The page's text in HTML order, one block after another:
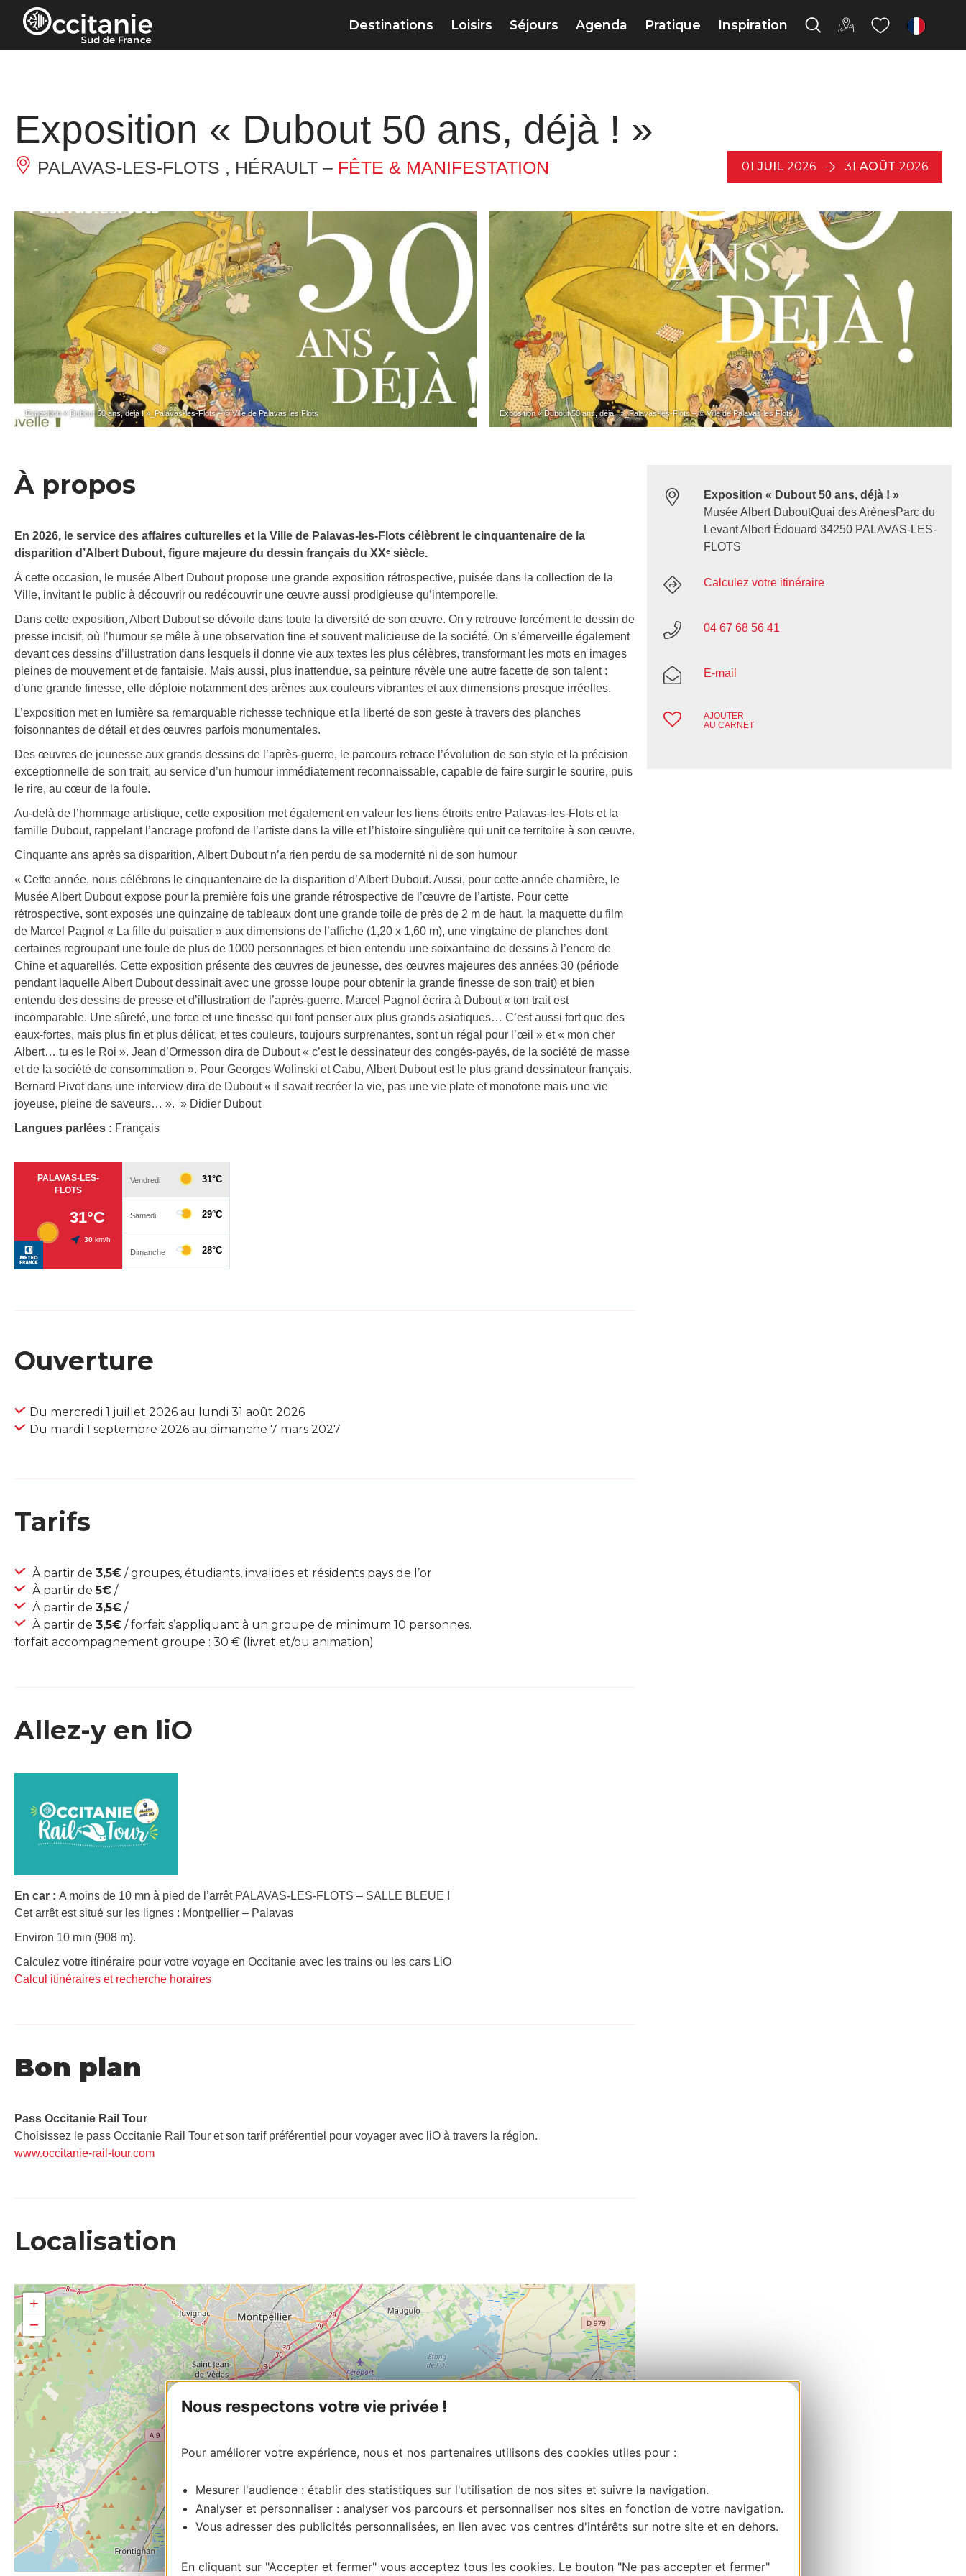
Panneau de gestion des cookies
Nous respectons votre vie privée !
Pour améliorer votre expérience, nous et nos partenaires utilisons des cookies utiles pour :
Mesurer l'audience : établir des statistiques sur l'utilisation de nos sites et suivre la navigation.
Analyser et personnaliser : analyser vos parcours et personnaliser nos sites en fonction de votre navigation.
Vous adresser des publicités personnalisées, en lien avec vos centres d'intérêts sur notre site et en dehors.
En cliquant sur "Accepter et fermer" vous acceptez tous les cookies. Le bouton "Ne pas accepter et fermer"
Destinations Loisirs Séjours Agenda Pratique Inspiration fr
Exposition « Dubout 50 ans, déjà ! »
PALAVAS-LES-FLOTS , HÉRAULT – FÊTE & MANIFESTATION 01 JUIL 2026 31 AOÛT 2026
Exposition « Dubout 50 ans, déjà ! »_Palavas-les-Flots – © Ville de Palavas les Flots Exposition « Dubout 50 ans, déjà ! »_Palavas-les-Flots – © Ville de Palavas les Flots
À propos
En 2026, le service des affaires culturelles et la Ville de Palavas-les-Flots célèbrent le cinquantenaire de la
disparition d’Albert Dubout, figure majeure du dessin français du XXᵉ siècle.
À cette occasion, le musée Albert Dubout propose une grande exposition rétrospective, puisée dans la collection de la
Ville, invitant le public à découvrir ou redécouvrir une œuvre aussi prodigieuse qu’intemporelle.
Dans cette exposition, Albert Dubout se dévoile dans toute la diversité de son œuvre. On y retrouve forcément le dessin de
presse incisif, où l’humour se mêle à une observation fine et souvent malicieuse de la société. On s’émerveille également
devant ces dessins d’illustration dans lesquels il donne vie aux textes les plus célèbres, transformant les mots en images
pleines de mouvement et de fantaisie. Mais aussi, plus inattendue, sa peinture révèle une autre facette de son talent :
d’une grande finesse, elle déploie notamment des arènes aux couleurs vibrantes et aux dimensions presque irréelles.
L’exposition met en lumière sa remarquable richesse technique et la liberté de son geste à travers des planches
foisonnantes de détail et des œuvres parfois monumentales.
Des œuvres de jeunesse aux grands dessins de l’après-guerre, le parcours retrace l’évolution de son style et la précision
exceptionnelle de son trait, au service d’un humour immédiatement reconnaissable, capable de faire surgir le sourire, puis
le rire, au cœur de la foule.
Au-delà de l’hommage artistique, cette exposition met également en valeur les liens étroits entre Palavas-les-Flots et la
famille Dubout, rappelant l’ancrage profond de l’artiste dans la ville et l’histoire singulière qui unit ce territoire à son œuvre.
Cinquante ans après sa disparition, Albert Dubout n’a rien perdu de sa modernité ni de son humour
« Cette année, nous célébrons le cinquantenaire de la disparition d’Albert Dubout. Aussi, pour cette année charnière, le
Musée Albert Dubout expose pour la première fois une grande rétrospective de l’œuvre de l’artiste. Pour cette
rétrospective, sont exposés une quinzaine de tableaux dont une grande toile de près de 2 m de haut, la maquette du film
de Marcel Pagnol « La fille du puisatier » aux dimensions de l’affiche (1,20 x 1,60 m), une vingtaine de planches dont
certaines regroupant une foule de plus de 1000 personnages et bien entendu une soixantaine de dessins à l’encre de
Chine et aquarellés. Cette exposition présente des œuvres de jeunesse, des œuvres majeures des années 30 (période
pendant laquelle Albert Dubout dessinait avec une grosse loupe pour obtenir la grande finesse de son trait) et bien
entendu des dessins de presse et d’illustration de l’après-guerre. Marcel Pagnol écrira à Dubout « ton trait est
incomparable. Une sûreté, une force et une finesse qui font penser aux plus grands asiatiques… C’est aussi fort que des
eaux-fortes, mais plus fin et plus délicat, et tes couleurs, toujours surprenantes, sont un régal pour l’œil » et « mon cher
Albert… tu es le Roi ». Jean d’Ormesson dira de Dubout « c’est le dessinateur des congés-payés, de la société de masse
et de la société de consommation ». Pour Georges Wolinski et Cabu, Albert Dubout est le plus grand dessinateur français.
Bernard Pivot dans une interview dira de Dubout « il savait recréer la vie, pas une vie plate et monotone mais une vie
joyeuse, pleine de saveurs… ». » Didier Dubout
Langues parlées : Français
Ouverture
Du mercredi 1 juillet 2026 au lundi 31 août 2026
Du mardi 1 septembre 2026 au dimanche 7 mars 2027
Tarifs
À partir de 3,5€ / groupes, étudiants, invalides et résidents pays de l’or
À partir de5€ /
À partir de 3,5€ /
À partir de 3,5€ / forfait s’appliquant à un groupe de minimum 10 personnes.
forfait accompagnement groupe : 30 € (livret et/ou animation)
Allez-y en liO
En car : A moins de 10 mn à pied de l’arrêt PALAVAS-LES-FLOTS – SALLE BLEUE !
Cet arrêt est situé sur les lignes : Montpellier – Palavas
Environ 10 min (908 m).
Calculez votre itinéraire pour votre voyage en Occitanie avec les trains ou les cars LiO
Calcul itinéraires et recherche horaires
Bon plan
Pass Occitanie Rail Tour​
Choisissez le pass Occitanie Rail Tour et son tarif préférentiel pour voyager avec liO à travers la région.
www.occitanie-rail-tour.com
Localisation
+
−
Leaflet| Map data ©OpenStreetMap contributors
Exposition « Dubout 50 ans, déjà ! »
Musée Albert DuboutQuai des ArènesParc du
Levant Albert Édouard 34250 PALAVAS-LES-
FLOTS
Calculez votre itinéraire
04 67 68 56 41
E-mail
AJOUTER
AU CARNET